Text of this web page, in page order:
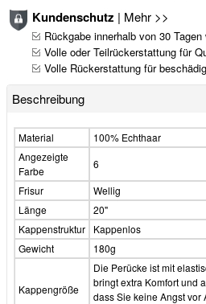
Kundenschutz | Mehr >>
Rückgabe innerhalb von 30
Volle oder Teilrückerstattung für
Volle Rückerstattung für
Beschreibung
Material
100% Echthaar
Angezeigte
Farbe
6
Frisur
Wellig
Länge
20"
Kappenstruktur
Kappenlos
Gewicht
180g
Kappengröße
Die Perücke ist mit
bringt extra Komfort und
dass Sie keine Angst vor